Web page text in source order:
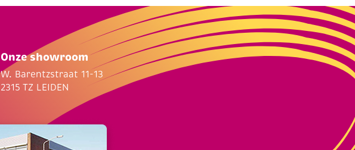
Onze showroom
W. Barentzstraat 11-13
2315 TZ LEIDEN